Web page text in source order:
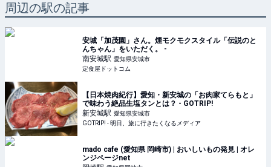
周辺の駅の記事
安城「加茂園」さん。煙モクモクスタイル「伝説のと
んちゃん」をいただく。 -
南安城駅 愛知県安城市
定食屋ドットコム
【日本焼肉紀行】愛知・新安城の「お肉家てらもと」
で味わう絶品生塩タンとは？ - GOTRIP!
新安城駅 愛知県安城市
GOTRIP! - 明日、旅に行きたくなるメディア
mado cafe (愛知県 岡崎市) | おいしいもの発見 | オレ
ンジページnet